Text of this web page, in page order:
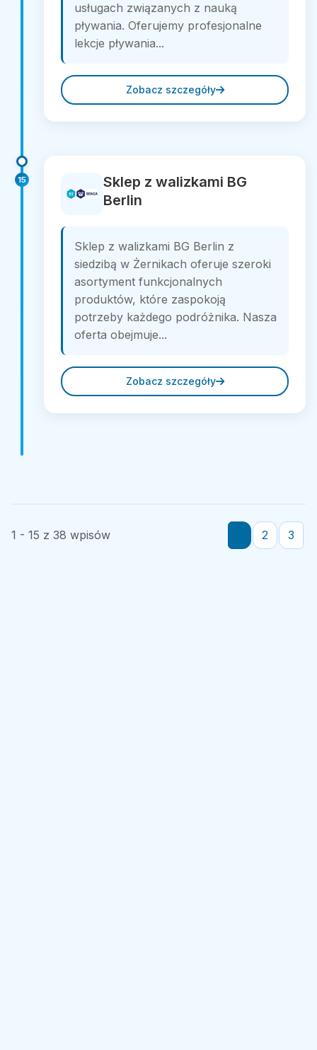
usługach związanych z nauką
pływania. Oferujemy profesjonalne
lekcje pływania...
Zobacz szczegóły
15
Sklep z walizkami BG
Berlin
Sklep z walizkami BG Berlin z
siedzibą w Żernikach oferuje szeroki
asortyment funkcjonalnych
produktów, które zaspokoją
potrzeby każdego podróżnika. Nasza
oferta obejmuje...
Zobacz szczegóły
1 - 15 z 38 wpisów 2 3